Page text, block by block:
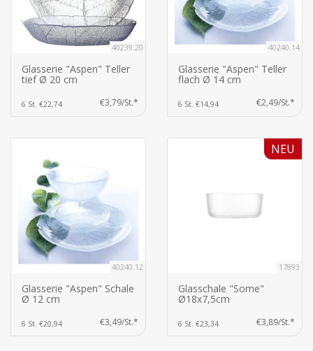
40239.20
Glasserie "Aspen" Teller
tief Ø 20 cm
6 St. €22,74 €3,79/St.*
40240.14
Glasserie "Aspen" Teller
flach Ø 14 cm
6 St. €14,94 €2,49/St.*
40240.12
Glasserie "Aspen" Schale
Ø 12 cm
6 St. €20,94 €3,49/St.*
17893
Glasschale "Some"
Ø18x7,5cm
6 St. €23,34 €3,89/St.*
NEU